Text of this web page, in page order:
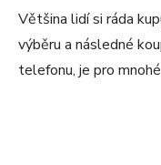
Většina lidí si ráda
výběru a následné
telefonu, je pro